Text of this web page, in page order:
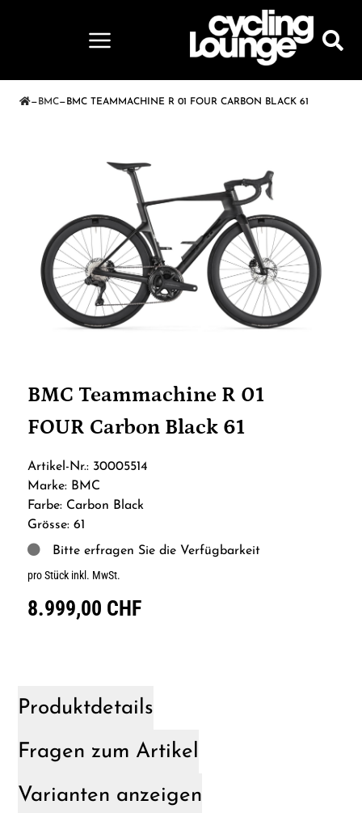
— BMC— BMC TEAMMACHINE R 01 FOUR CARBON BLACK 61
BMC Teammachine R 01
FOUR Carbon Black 61
Artikel-Nr.: 30005514
Marke: BMC
Farbe: Carbon Black
Grösse: 61
Bitte erfragen Sie die Verfügbarkeit
pro Stück inkl. MwSt.
8.999,00 CHF
Produktdetails
Fragen zum Artikel
Varianten anzeigen